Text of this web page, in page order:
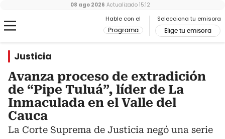
Hable con el
Programa
Selecciona tu emisora
Elige tu emisora
08 ago 2026 Actualizado 15:12
Justicia
Avanza proceso de extradición
de “Pipe Tuluá”, líder de La
Inmaculada en el Valle del
Cauca
La Corte Suprema de Justicia negó una serie